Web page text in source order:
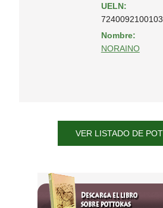
UELN:
Nombre:
NORAINO
VER LISTADO DE